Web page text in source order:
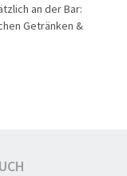
an der Bar:
Getränken &